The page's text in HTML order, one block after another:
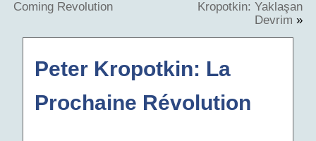
Coming Revolution
Kropotkin: Yaklaşan
Devrim »
Peter Kropotkin: La
Prochaine Révolution